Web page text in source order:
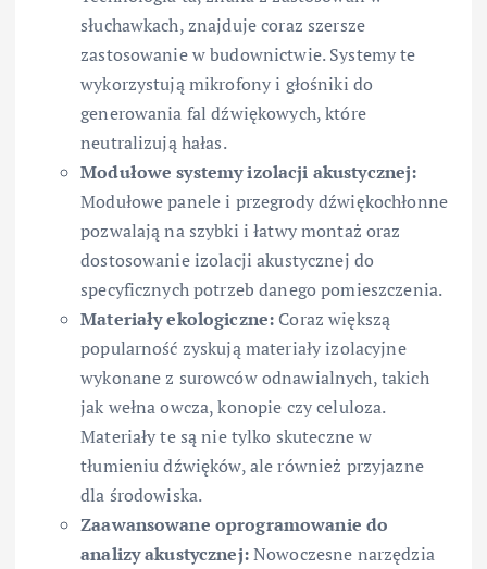
słuchawkach, znajduje coraz szersze
zastosowanie w budownictwie. Systemy te
wykorzystują mikrofony i głośniki do
generowania fal dźwiękowych, które
neutralizują hałas.
Modułowe systemy izolacji akustycznej:
Modułowe panele i przegrody dźwiękochłonne
pozwalają na szybki i łatwy montaż oraz
dostosowanie izolacji akustycznej do
specyficznych potrzeb danego pomieszczenia.
Materiały ekologiczne: Coraz większą
popularność zyskują materiały izolacyjne
wykonane z surowców odnawialnych, takich
jak wełna owcza, konopie czy celuloza.
Materiały te są nie tylko skuteczne w
tłumieniu dźwięków, ale również przyjazne
dla środowiska.
Zaawansowane oprogramowanie do
analizy akustycznej:Nowoczesne narzędzia